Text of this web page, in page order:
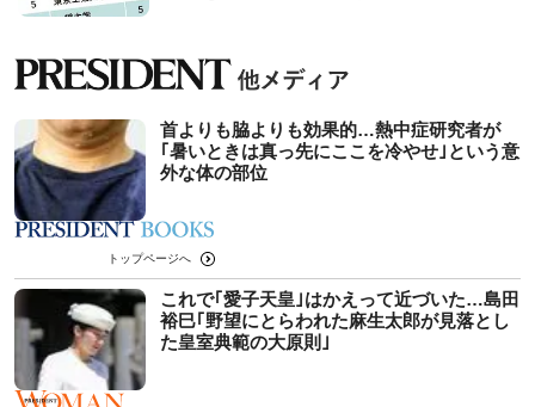
首よりも脇よりも効果的…熱中症研究者が
｢暑いときは真っ先にここを冷やせ｣という意
外な体の部位
トップページへ
これで｢愛子天皇｣はかえって近づいた…島田
裕巳｢野望にとらわれた麻生太郎が見落とし
た皇室典範の大原則｣